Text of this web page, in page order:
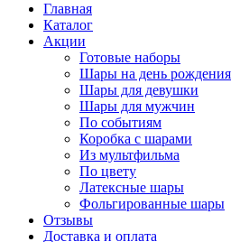
Главная
Каталог
Акции
Готовые наборы
Шары на день рождения
Шары для девушки
Шары для мужчин
По событиям
Коробка с шарами
Из мультфильма
По цвету
Латексные шары
Фольгированные шары
Отзывы
Доставка и оплата